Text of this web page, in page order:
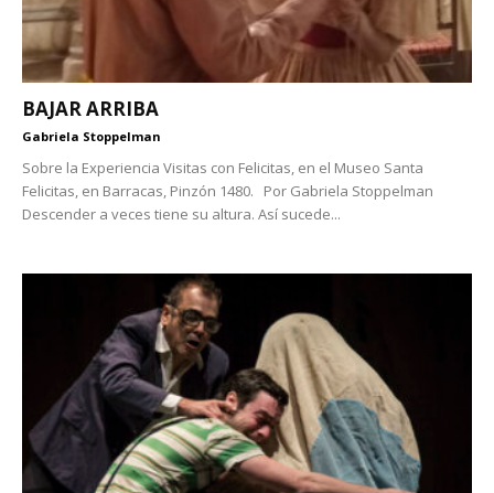
BAJAR ARRIBA
Gabriela Stoppelman
Sobre la Experiencia Visitas con Felicitas, en el Museo Santa
Felicitas, en Barracas, Pinzón 1480. Por Gabriela Stoppelman
Descender a veces tiene su altura. Así sucede...